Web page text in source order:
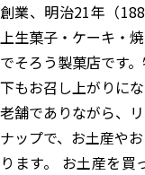
創業、明治21年（
上生菓子・ケーキ・
でそろう製菓店です
下もお召し上がりに
老舗でありながら、
ナップで、お土産や
ります。 お土産を